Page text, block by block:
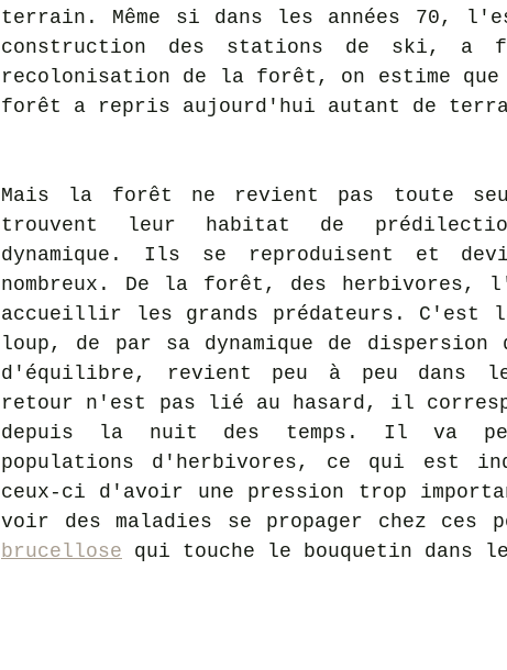
terrain. Même si dans les années 70,
construction des stations de ski, a
recolonisation de la forêt, on estime
forêt a repris aujourd'hui autant de
Mais la forêt ne revient pas toute
trouvent leur habitat de
dynamique. Ils se reproduisent et
nombreux. De la forêt, des
accueillir les grands prédateurs. C'est
loup, de par sa dynamique de dispersion
d'équilibre, revient peu à peu dans
retour n'est pas lié au hasard, il
depuis la nuit des temps. Il va
populations d'herbivores, ce qui est
ceux-ci d'avoir une pression trop
brucellose qui touche le bouquetin dans